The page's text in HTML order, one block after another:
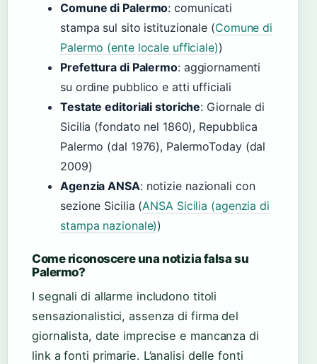
Comune di Palermo: comunicati
stampa sul sito istituzionale (Comune di
Palermo (ente locale ufficiale))
Prefettura di Palermo: aggiornamenti
su ordine pubblico e atti ufficiali
Testate editoriali storiche: Giornale di
Sicilia (fondato nel 1860), Repubblica
Palermo (dal 1976), PalermoToday (dal
2009)
Agenzia ANSA: notizie nazionali con
sezione Sicilia (ANSA Sicilia (agenzia di
stampa nazionale))
Come riconoscere una notizia falsa su
Palermo?
I segnali di allarme includono titoli
sensazionalistici, assenza di firma del
giornalista, date imprecise e mancanza di
link a fonti primarie. L’analisi delle fonti